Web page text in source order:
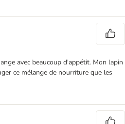
avec beaucoup d'appétit. Mon lapin
ce mélange de nourriture que les